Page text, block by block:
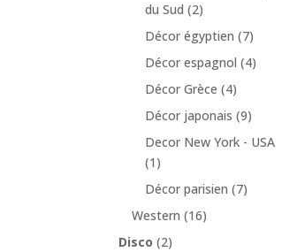
du Sud (2)
Décor égyptien (7)
Décor espagnol (4)
Décor Grèce (4)
Décor japonais (9)
Decor New York - USA
(1)
Décor parisien (7)
Western (16)
Disco (2)